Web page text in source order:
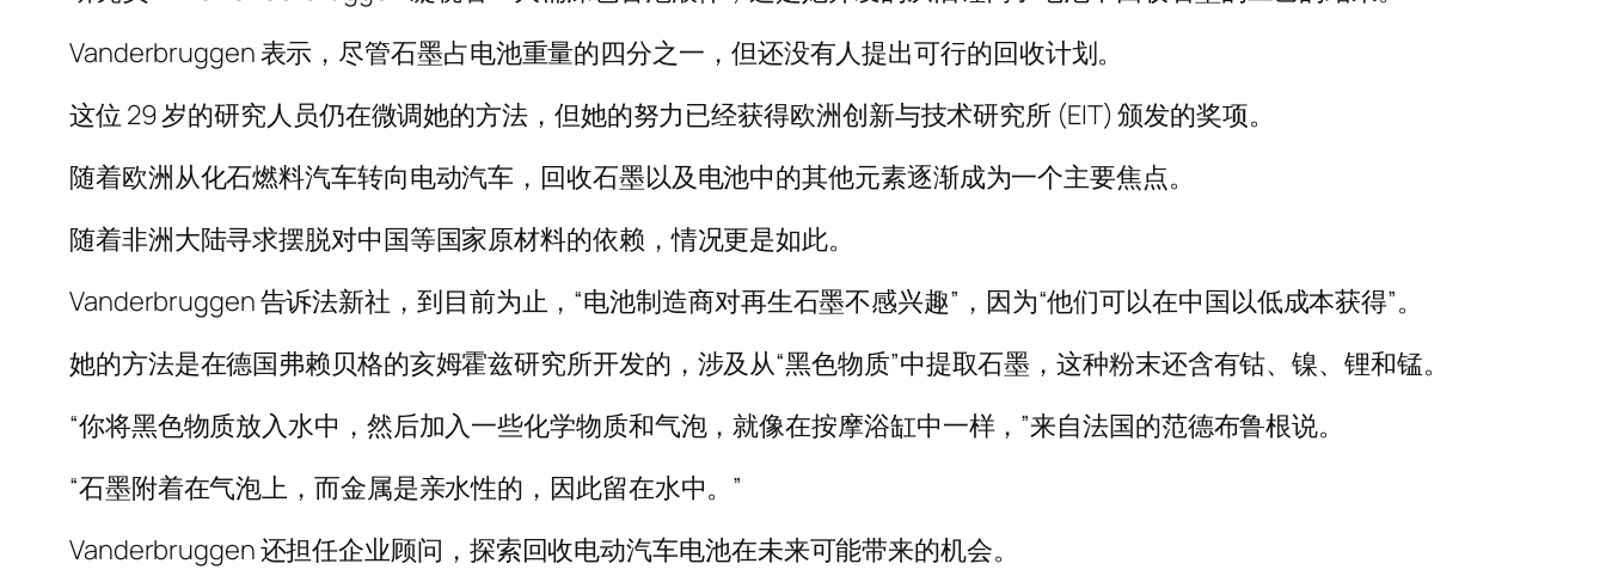
Vanderbruggen 表示，尽管石墨占电池重量的四分之一，但还没有人提出可行的回收计划。
这位 29 岁的研究人员仍在微调她的方法，但她的努力已经获得欧洲创新与技术研究所 (EIT) 颁发的奖项。
随着欧洲从化石燃料汽车转向电动汽车，回收石墨以及电池中的其他元素逐渐成为一个主要焦点。
随着非洲大陆寻求摆脱对中国等国家原材料的依赖，情况更是如此。
Vanderbruggen 告诉法新社，到目前为止，“电池制造商对再生石墨不感兴趣”，因为“他们可以在中国以低成本获得”。
她的方法是在德国弗赖贝格的亥姆霍兹研究所开发的，涉及从“黑色物质”中提取石墨，这种粉末还含有钴、镍、锂和锰。
“你将黑色物质放入水中，然后加入一些化学物质和气泡，就像在按摩浴缸中一样，”来自法国的范德布鲁根说。
“石墨附着在气泡上，而金属是亲水性的，因此留在水中。”
Vanderbruggen 还担任企业顾问，探索回收电动汽车电池在未来可能带来的机会。